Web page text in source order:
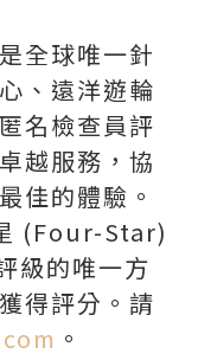
全球唯一針
、遠洋遊輪
名檢查員評
越服務，協
佳的體驗。
(Four-Star)
級的唯一方
得評分。請
。